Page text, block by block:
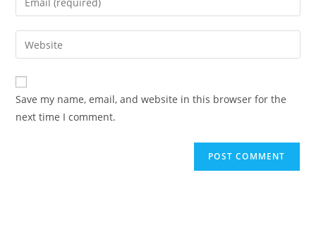
Save my name, email, and website in this browser for the
next time I comment.